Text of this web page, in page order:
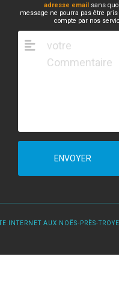
adresse email sans
message ne pourra pas être
compte par nos
ENVOYER
INTERNET AUX NOËS-PRÈS-